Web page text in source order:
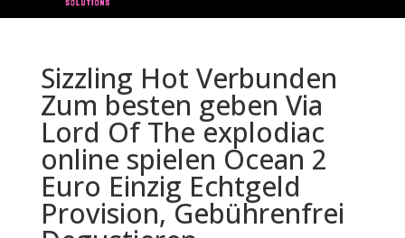
Sizzling Hot Verbunden
Zum besten geben Via
Lord Of The explodiac
online spielen Ocean 2
Euro Einzig Echtgeld
Provision, Gebührenfrei